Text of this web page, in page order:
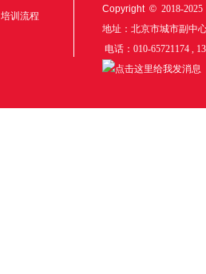
培训流程
Copyright © 2018-
地址：北京市城市副中
电话：010-65721174 ,